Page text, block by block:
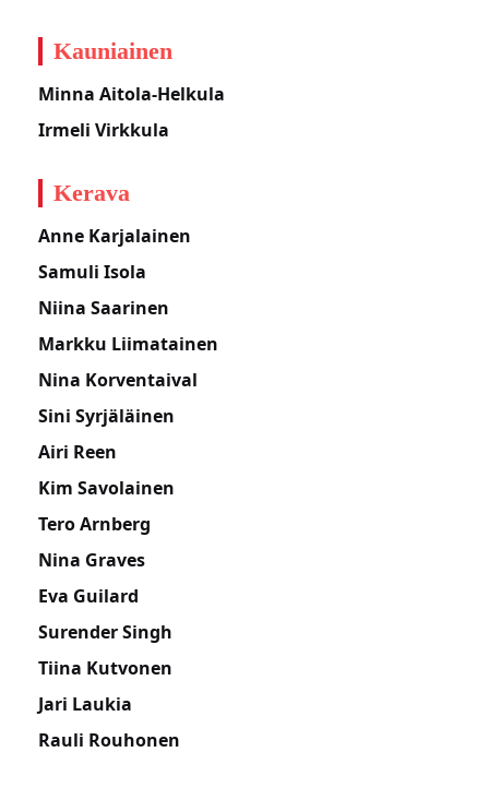
Kauniainen
Minna Aitola-Helkula
Irmeli Virkkula
Kerava
Anne Karjalainen
Samuli Isola
Niina Saarinen
Markku Liimatainen
Nina Korventaival
Sini Syrjäläinen
Airi Reen
Kim Savolainen
Tero Arnberg
Nina Graves
Eva Guilard
Surender Singh
Tiina Kutvonen
Jari Laukia
Rauli Rouhonen